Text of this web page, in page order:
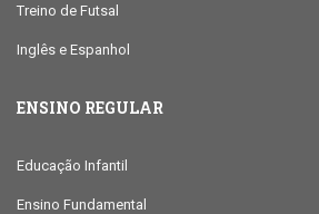
Treino de Futsal
Inglês e Espanhol
ENSINO REGULAR
Educação Infantil
Ensino Fundamental